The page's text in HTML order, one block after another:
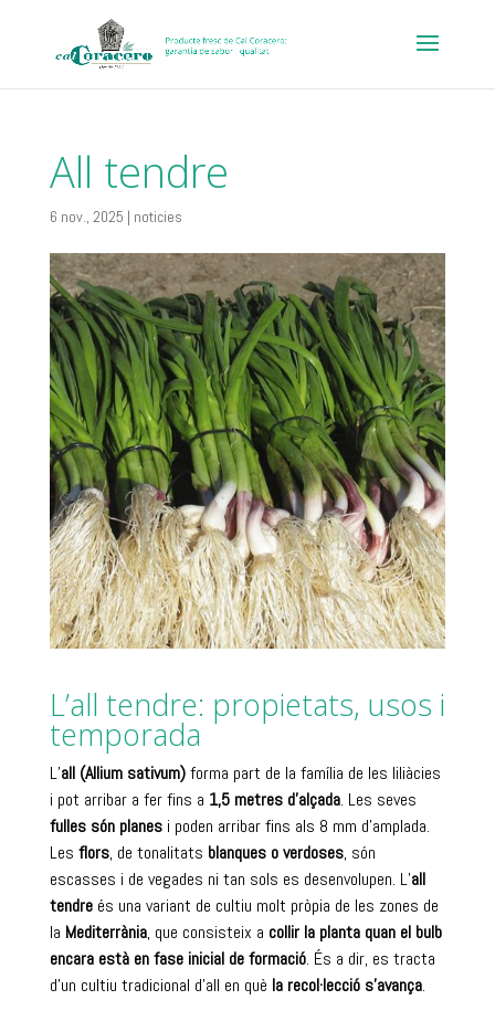
All tendre
6 nov., 2025 | noticies
L’all tendre: propietats, usos i
temporada
L’all (Allium sativum)forma part de la família de les liliàcies
i pot arribar a fer fins a 1,5 metres d’alçada. Les seves
fulles són planesi poden arribar fins als 8 mm d’amplada.
Les flors, de tonalitats blanques o verdoses, són
escasses i de vegades ni tan sols es desenvolupen. L’all
tendreés una variant de cultiu molt pròpia de les zones de
la Mediterrània, que consisteix a collir la planta quan el bulb
encara està en fase inicial de formació. És a dir, es tracta
d’un cultiu tradicional d’all en què la recol·lecció s’avança.